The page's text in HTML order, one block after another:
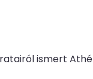
ismert